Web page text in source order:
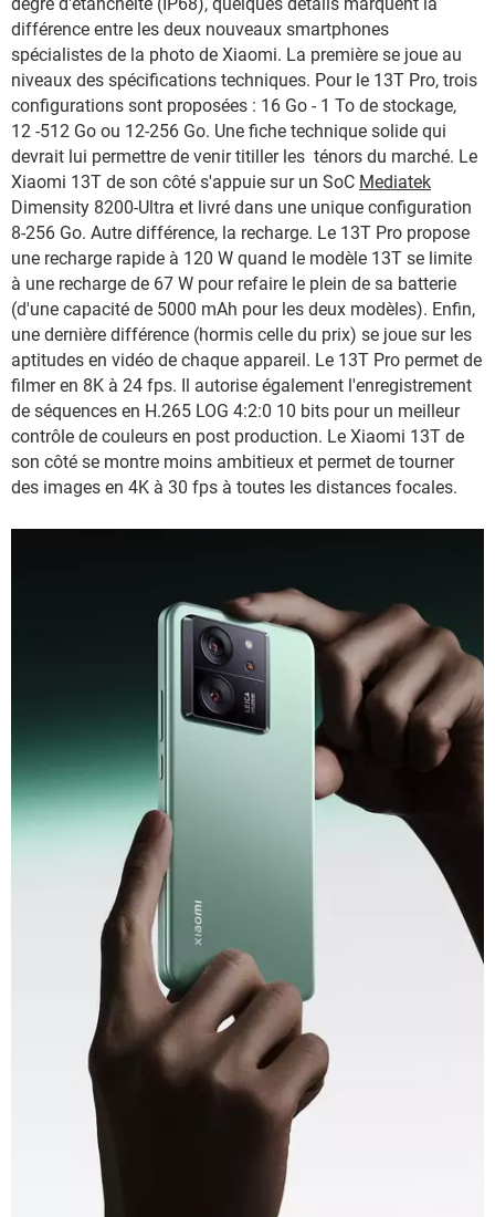
degré d'étanchéité (IP68), quelques détails marquent la
différence entre les deux nouveaux smartphones
spécialistes de la photo de Xiaomi. La première se joue au
niveaux des spécifications techniques. Pour le 13T Pro, trois
configurations sont proposées : 16 Go - 1 To de stockage,
12 -512 Go ou 12-256 Go. Une fiche technique solide qui
devrait lui permettre de venir titiller les ténors du marché. Le
Xiaomi 13T de son côté s'appuie sur un SoC Mediatek
Dimensity 8200-Ultra et livré dans une unique configuration
8-256 Go. Autre différence, la recharge. Le 13T Pro propose
une recharge rapide à 120 W quand le modèle 13T se limite
à une recharge de 67 W pour refaire le plein de sa batterie
(d'une capacité de 5000 mAh pour les deux modèles). Enfin,
une dernière différence (hormis celle du prix) se joue sur les
aptitudes en vidéo de chaque appareil. Le 13T Pro permet de
filmer en 8K à 24 fps. Il autorise également l'enregistrement
de séquences en H.265 LOG 4:2:0 10 bits pour un meilleur
contrôle de couleurs en post production. Le Xiaomi 13T de
son côté se montre moins ambitieux et permet de tourner
des images en 4K à 30 fps à toutes les distances focales.